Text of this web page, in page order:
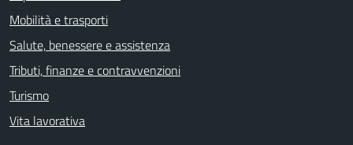
Mobilità e trasporti
Salute, benessere e assistenza
Tributi, finanze e contravvenzioni
Turismo
Vita lavorativa